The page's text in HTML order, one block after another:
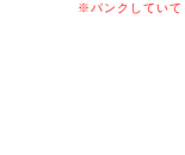
※パンクしていて